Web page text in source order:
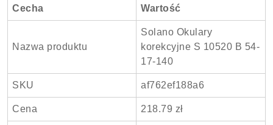
Cecha Wartość
Nazwa produktu
Solano Okulary
korekcyjne S 10520 B 54-
17-140
SKU af762ef188a6
Cena 218.79 zł